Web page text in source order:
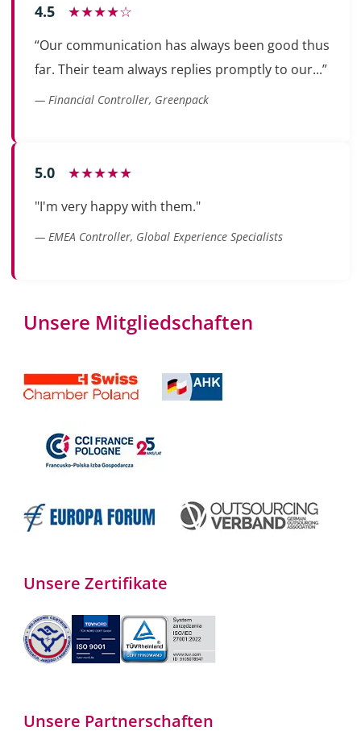
4.5 ★★★★☆
“Our communication has always been good thus
far. Their team always replies promptly to our...”
— Financial Controller, Greenpack
5.0 ★★★★★
"I'm very happy with them."
— EMEA Controller, Global Experience Specialists
Unsere Mitgliedschaften
Unsere Zertifikate
Unsere Partnerschaften